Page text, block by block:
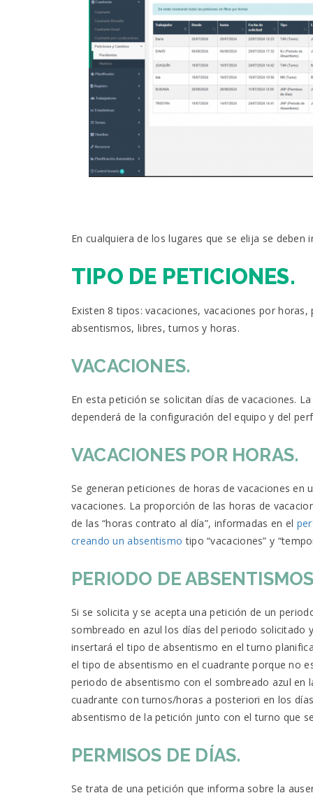
En cualquiera de los lugares que se elija se
TIPO DE PETICIONES.
Existen 8 tipos: vacaciones, vacaciones por
absentismos, libres, turnos y horas.
VACACIONES.
En esta petición se solicitan días de vacaciones.
dependerá de la configuración del equipo y del
VACACIONES POR HORAS.
Se generan peticiones de horas de vacaciones en
vacaciones. La proporción de las horas de
de las “horas contrato al día”, informadas en el
creando un absentismo tipo “vacaciones” y
PERIODO DE
Si se solicita y se acepta una petición de un
sombreado en azul los días del periodo solicitado
insertará el tipo de absentismo en el turno
el tipo de absentismo en el cuadrante porque no
periodo de absentismo con el sombreado azul en
cuadrante con turnos/horas a posteriori en los
absentismo de la petición junto con el turno que
PERMISOS DE DÍAS.
Se trata de una petición que informa sobre la